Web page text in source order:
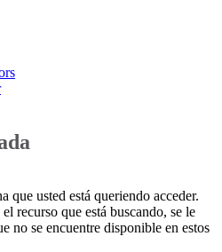
que usted está queriendo acceder.
recurso que está buscando, se le
no se encuentre disponible en estos